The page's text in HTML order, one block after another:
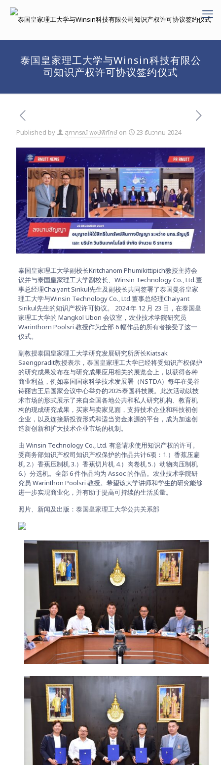
泰国皇家理工大学与Winsin科技有限公
司知识产权许可协议签约仪式
Published by สุภาภรณ์ พงษ์พิทักษ์ on 23 ธันวาคม 2024
泰国皇家理工大学副校长Kritchanom Phumikittipich教授主持会
议并与泰国皇家理工大学副校长、Winsin Technology Co., Ltd.董
事总经理Chaiyant Sirikul先生及副校长共同签署了泰国曼谷皇家
理工大学与Winsin Technology Co., Ltd.董事总经理Chaiyant
Sirikul先生的知识产权许可协议。 2024 年 12 月 23 日，在泰国皇
家理工大学的 Mangkol Ubon 会议室，农业技术学院研究员
Warinthorn Poolsri 教授作为全部 6 幅作品的所有者接受了这一
仪式。
副教授泰国皇家理工大学研究发展研究所所长Kiatsak
Saengpradit教授表示，泰国皇家理工大学已经将受知识产权保护
的研究成果发布在与研究成果应用相关的展览会上，以获得各种
商业利益，例如泰国国家科学技术发展署（NSTDA）每年在曼谷
诗丽吉王后国家会议中心举办的2025泰国科技展。此次活动以技
术市场的形式展示了来自全国各地公共和私人研究机构、教育机
构的现成研究成果，买家与卖家见面，支持技术企业和科技初创
企业，以及连接新投资形式和适当资金来源的平台，成为加速创
造新创新和扩大技术企业市场的机制。
由 Winsin Technology Co., Ltd. 有意请求使用知识产权的许可。
受商务部知识产权司知识产权保护的作品共计6项：1.）香蕉压扁
机 2.）香蕉压制机 3.）香蕉切片机 4.）肉卷机 5.）动物肉压制机
6.）分选机。全部 6 件作品均为 Assoc 的作品。农业技术学院研
究员 Warinthon Poolsri 教授。希望该大学讲师和学生的研究能够
进一步实现商业化，并有助于提高可持续的生活质量。
照片、新闻及出版：泰国皇家理工大学公共关系部